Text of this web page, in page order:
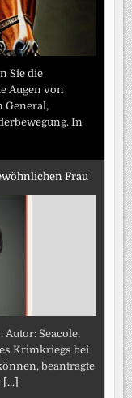
Sie die
Augen von
General,
In
Frau
Seacole,
Krimkriegs bei
beantragte
[...]